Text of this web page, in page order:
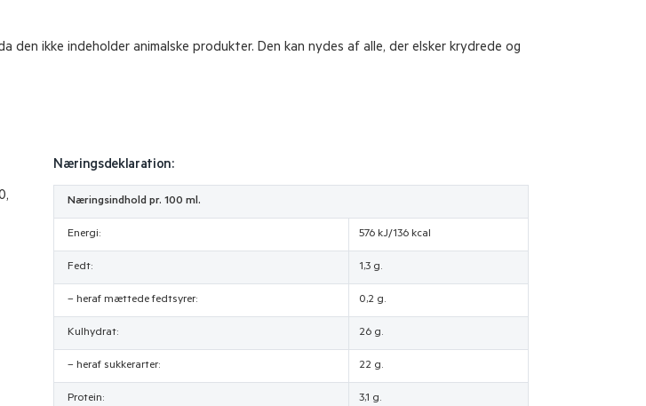
den ikke indeholder animalske produkter. Den kan nydes af alle, der elsker krydrede og
Næringsdeklaration:
Næringsindhold pr. 100 ml.
Energi: 576 kJ/136 kcal
Fedt: 1,3 g.
– heraf mættede fedtsyrer: 0,2 g.
Kulhydrat: 26 g.
– heraf sukkerarter: 22 g.
Protein: 3,1 g.